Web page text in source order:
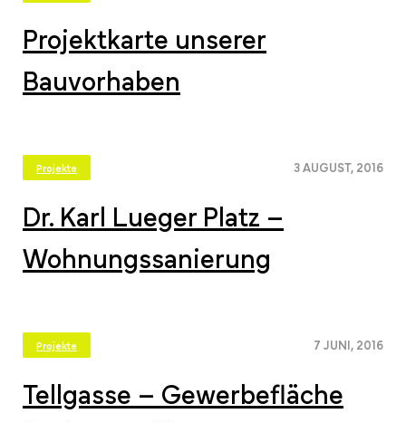
Projektkarte unserer
Bauvorhaben
Projekte 3 AUGUST, 2016
Dr. Karl Lueger Platz –
Wohnungssanierung
Projekte 7 JUNI, 2016
Tellgasse – Gewerbefläche